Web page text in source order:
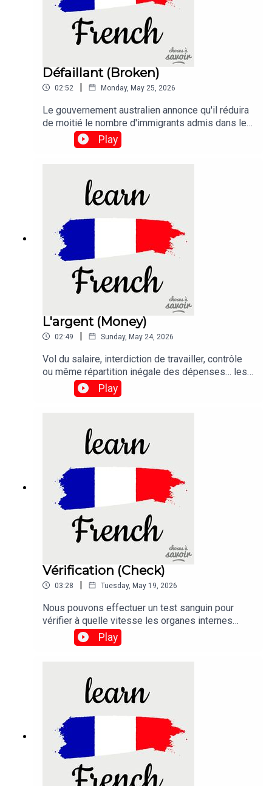
Défaillant (Broken)
02:52 | Monday, May 25, 2026
Le gouvernement australien annonce qu'il réduira
de moitié le nombre d'immigrants admis dans les
deux prochaines années dans le but de réparer le
système d'immigration "défaillant" du
in a bid to fix the country's "broken" immigration
Play
L'argent (Money)
02:49 | Sunday, May 24, 2026
Vol du salaire, interdiction de travailler, contrôle
ou même répartition inégale des dépenses… les
violences économiques dans le couple n’ont pas
disparu.Traduction :Theft of salary, prohibition
has not disappeared.
Play
Vérification (Check)
03:28 | Tuesday, May 19, 2026
Nous pouvons effectuer un test sanguin pour
vérifier à quelle vitesse les organes internes
d'une personne vieillissent, et même prédire
lesquels pourraient bientôt connaître une
ageing, and even predict which ones might soon
Play